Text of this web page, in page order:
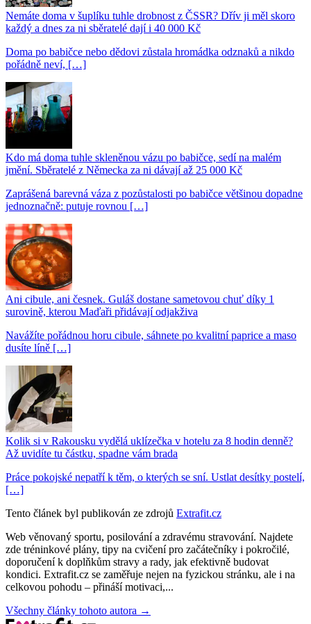
Nemáte doma v šuplíku tuhle drobnost z ČSSR? Dřív ji měl skoro
každý a dnes za ni sběratelé dají i 40 000 Kč
Doma po babičce nebo dědovi zůstala hromádka odznaků a nikdo
pořádně neví, […]
Kdo má doma tuhle skleněnou vázu po babičce, sedí na malém
jmění. Sběratelé z Německa za ni dávají až 25 000 Kč
Zaprášená barevná váza z pozůstalosti po babičce většinou dopadne
jednoznačně: putuje rovnou […]
Ani cibule, ani česnek. Guláš dostane sametovou chuť díky 1
surovině, kterou Maďaři přidávají odjakživa
Navážíte pořádnou horu cibule, sáhnete po kvalitní paprice a maso
dusíte líně […]
Kolik si v Rakousku vydělá uklízečka v hotelu za 8 hodin denně?
Až uvidíte tu částku, spadne vám brada
Práce pokojské nepatří k těm, o kterých se sní. Ustlat desítky postelí,
[…]
Tento článek byl publikován ze zdrojů Extrafit.cz
Web věnovaný sportu, posilování a zdravému stravování. Najdete
zde tréninkové plány, tipy na cvičení pro začátečníky i pokročilé,
doporučení k doplňkům stravy a rady, jak efektivně budovat
kondici. Extrafit.cz se zaměřuje nejen na fyzickou stránku, ale i na
celkovou pohodu – přináší motivaci,...
Všechny články tohoto autora →